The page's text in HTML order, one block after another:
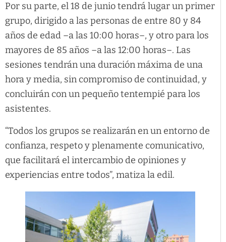
Por su parte, el 18 de junio tendrá lugar un primer
grupo, dirigido a las personas de entre 80 y 84
años de edad –a las 10:00 horas–, y otro para los
mayores de 85 años –a las 12:00 horas–. Las
sesiones tendrán una duración máxima de una
hora y media, sin compromiso de continuidad, y
concluirán con un pequeño tentempié para los
asistentes.
“Todos los grupos se realizarán en un entorno de
confianza, respeto y plenamente comunicativo,
que facilitará el intercambio de opiniones y
experiencias entre todos”, matiza la edil.